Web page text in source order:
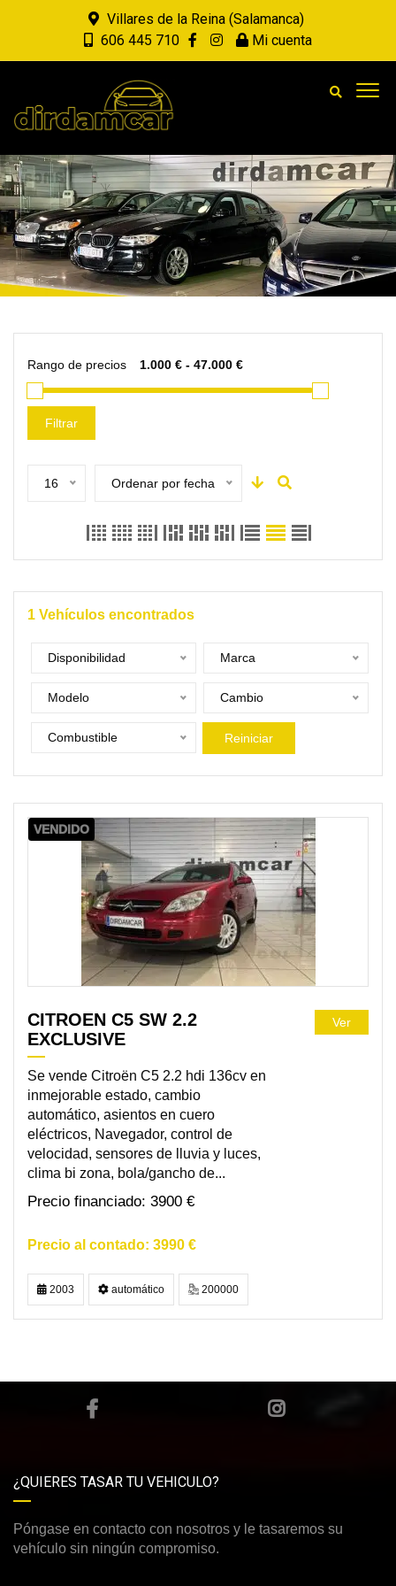
Villares de la Reina (Salamanca)
606 445 710
Mi cuenta
Rango de precios
Filtrar
16 Ordenar por fecha
1 Vehículos encontrados
Disponibilidad Marca
Modelo Cambio
Combustible Reiniciar
VENDIDO
CITROEN C5 SW 2.2
EXCLUSIVE
Se vende Citroën C5 2.2 hdi 136cv en
inmejorable estado, cambio
automático, asientos en cuero
eléctricos, Navegador, control de
velocidad, sensores de lluvia y luces,
clima bi zona, bola/gancho de...
3900 €
3990 €
Ver
2003 automático 200000
¿QUIERES TASAR TU VEHICULO?
Póngase en contacto con nosotros y le tasaremos su
vehículo sin ningún compromiso.